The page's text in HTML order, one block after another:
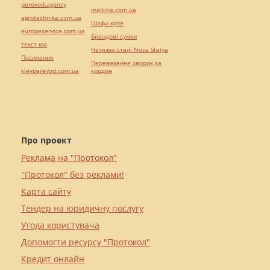
Про проект
Реклама на "Протокол"
"Протокол" без реклами!
Карта сайту
Тендер на юридичну послугу
Угода користувача
Допомогти ресурсу "Протокол"
Кредит онлайн
perevod.agency
agrotechnika.com.ua
europeservice.com.ua
текст юа
Посилання
kievperevod.com.ua
maltina.com.ua
Шафи купе
Брендові сумки
Натяжні стелі Nova Stelya
Перевезення хворих за
кордон